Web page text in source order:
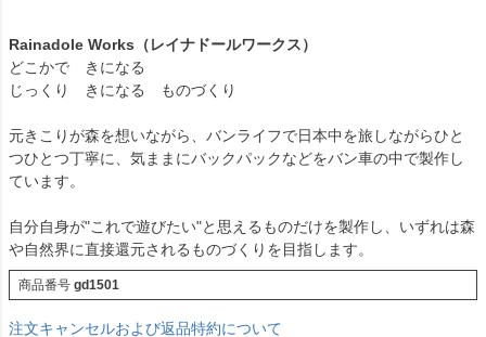
Rainadole Works（レイナドールワークス）
どこかで きになる
じっくり きになる ものづくり
元きこりが森を想いながら、バンライフで日本中を旅しながらひと
つひとつ丁寧に、気ままにバックパックなどをバン車の中で製作し
ています。
自分自身が"これで遊びたい"と思えるものだけを製作し、いずれは森
や自然界に直接還元されるものづくりを目指します。
商品番号 gd1501
注文キャンセルおよび返品特約について